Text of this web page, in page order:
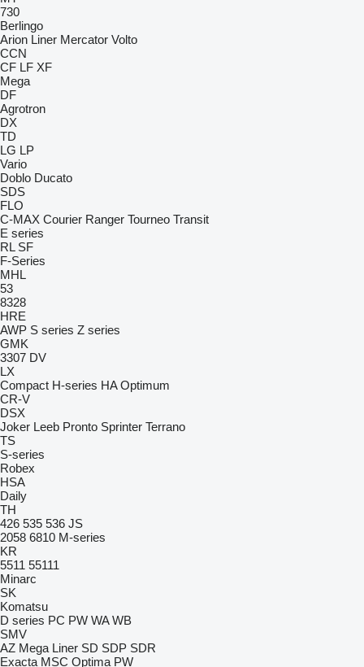
730
Berlingo
Arion Liner Mercator Volto
CCN
CF LF XF
Mega
DF
Agrotron
DX
TD
LG LP
Vario
Doblo Ducato
SDS
FLO
C-MAX Courier Ranger Tourneo Transit
E series
RL SF
F-Series
MHL
53
8328
HRE
AWP S series Z series
GMK
3307 DV
LX
Compact H-series HA Optimum
CR-V
DSX
Joker Leeb Pronto Sprinter Terrano
TS
S-series
Robex
HSA
Daily
TH
426 535 536 JS
2058 6810 M-series
KR
5511 55111
Minarc
SK
Komatsu
D series PC PW WA WB
SMV
AZ Mega Liner SD SDP SDR
Exacta MSC Optima PW